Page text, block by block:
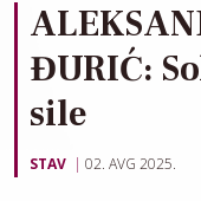
ĐURIĆ:
sile
STAV 02. AVG 2025.